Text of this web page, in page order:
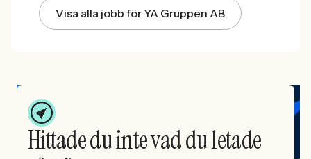
Visa alla jobb för YA Gruppen AB
Hittade du inte vad du letade